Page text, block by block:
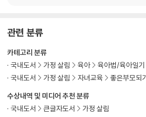
성별에 따라 놀이를 구분할 필요는 없어요.
또래와의 갈등을 해결해요.
3. 사회성
놀이로 말하고, 놀이로 자라요.
놀이는 즐거운 모든 것이에요.
관련 분류
수상내역 및 미디어 추천 분류
국내도서
큰글자도서 가정 살림
카테고리 분류
국내도서
가정 살림 육아
육아법/육아일기
국내도서
가정 살림 자녀교육 좋은부모되기